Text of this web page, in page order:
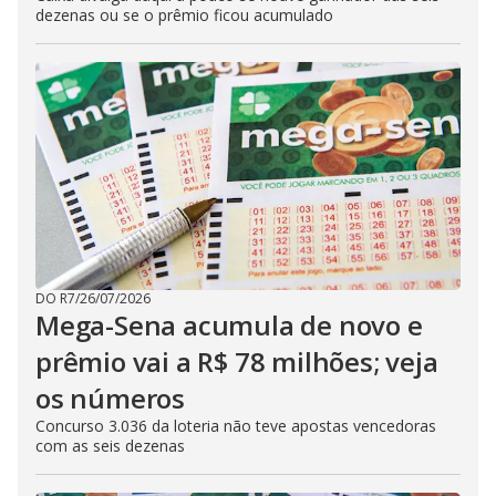
dezenas ou se o prêmio ficou acumulado
DO R7/26/07/2026
Mega-Sena acumula de novo e
prêmio vai a R$ 78 milhões; veja
os números
Concurso 3.036 da loteria não teve apostas vencedoras
com as seis dezenas